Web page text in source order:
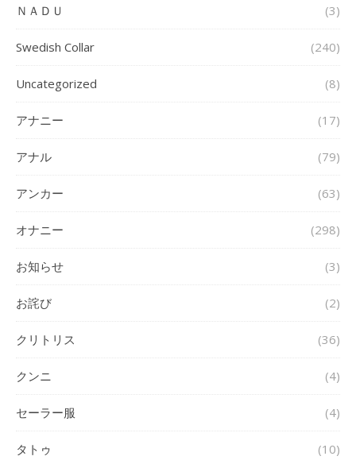
ＮＡＤＵ (3)
Swedish Collar (240)
Uncategorized (8)
アナニー (17)
アナル (79)
アンカー (63)
オナニー (298)
お知らせ (3)
お詫び (2)
クリトリス (36)
クンニ (4)
セーラー服 (4)
タトゥ (10)